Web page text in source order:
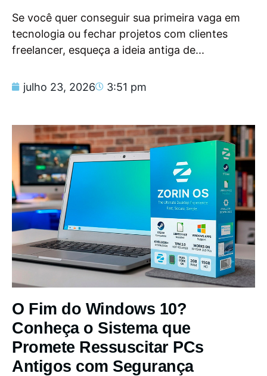
Se você quer conseguir sua primeira vaga em
tecnologia ou fechar projetos com clientes
freelancer, esqueça a ideia antiga de...
julho 23, 2026 3:51 pm
O Fim do Windows 10?
Conheça o Sistema que
Promete Ressuscitar PCs
Antigos com Segurança